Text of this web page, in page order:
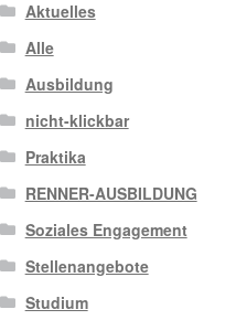
Aktuelles
Alle
Ausbildung
nicht-klickbar
Praktika
RENNER-AUSBILDUNG
Soziales Engagement
Stellenangebote
Studium